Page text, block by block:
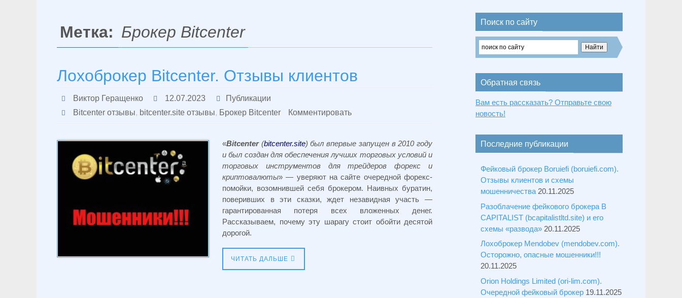
Метка: Брокер Bitcenter
Лохоброкер Bitcenter. Отзывы клиентов
Виктор Геращенко 12.07.2023
Публикации
Bitcenter отзывы, bitcenter.site отзывы, Брокер Bitcenter Комментировать
«Bitcenter(bitcenter.site) был впервые запущен в 2010 году
и был создан для обеспечения лучших торговых условий и
торговых инструментов для трейдеров форекс и
криптовалюты» — уверяют на сайте очередной форекс-
помойки, возомнившей себя брокером. Наивных буратин,
поверивших в эти сказки, ждет незавидная участь —
гарантированная потеря всех вложенных денег.
Рассказываем, почему эту шарагу стоит обойти десятой
дорогой.
ЧИТАТЬ ДАЛЬШЕ
Поиск по сайту
Обратная связь
Вам есть рассказать? Отправьте свою
новость!
Последние публикации
Фейковый брокер Boruiefi (boruiefi.com).
Отзывы клиентов и схемы
мошенничества 20.11.2025
Разоблачение фейкового брокера B
CAPITALIST (bcapitalistltd.site) и его
схемы «развода» 20.11.2025
Лохоброкер Mendobev (mendobev.com).
Осторожно, опасные мошенники!!!
20.11.2025
Orion Holdings Limited (ori-lim.com).
Очередной фейковый брокер 19.11.2025